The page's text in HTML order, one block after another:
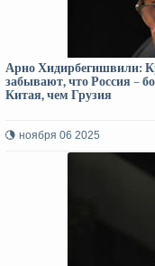
Арно Хидирбегишвили:
забывают, что Россия –
Китая, чем Грузия
ноября 06 2025